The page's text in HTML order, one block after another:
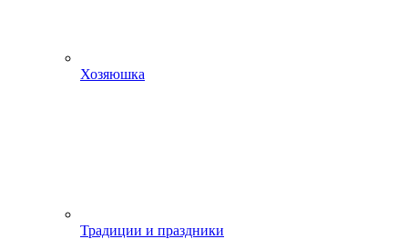
Хозяюшка
Традиции и праздники